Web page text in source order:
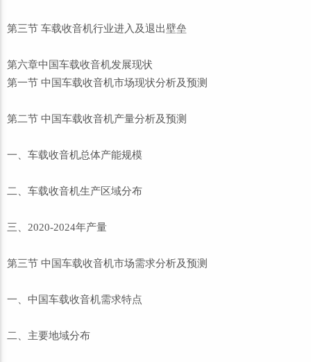
第三节 车载收音机行业进入及退出壁垒
第六章中国车载收音机发展现状
第一节 中国车载收音机市场现状分析及预测
第二节 中国车载收音机产量分析及预测
一、车载收音机总体产能规模
二、车载收音机生产区域分布
三、2020-2024年产量
第三节 中国车载收音机市场需求分析及预测
一、中国车载收音机需求特点
二、主要地域分布